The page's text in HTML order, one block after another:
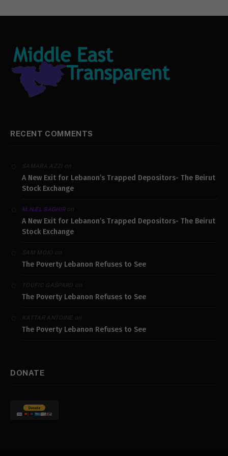
RECENT COMMENTS
SAMARA AZZIon
A New Exit for Lebanon’s Trapped Depositors- The Beirut
Stock Exchange
M.N.EL SAGHIRon
A New Exit for Lebanon’s Trapped Depositors- The Beirut
Stock Exchange
SAM MOJO on
The Poverty Lebanon Refuses to See
TOUFIC GASPARD on
The Poverty Lebanon Refuses to See
KATTAR ANTOINEon
The Poverty Lebanon Refuses to See
DONATE